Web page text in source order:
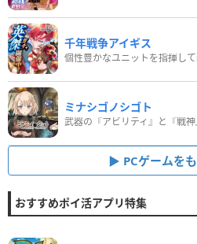
千年戦争アイギス
個性豊かなユニットを指揮し
ミナシゴノシゴト
PCゲームを
おすすめポイ活アプリ特集